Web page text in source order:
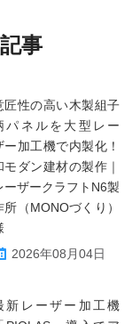
事
匠性の高い木製組子
パネルを大型レー
ー加工機で内製化！
モダン建材の製作｜
ーザークラフトN6製
所（MONOづくり）
2026年08月04日
新レーザー加工機